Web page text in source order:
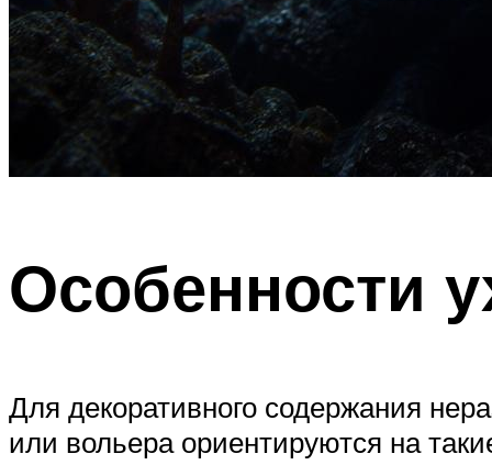
Особенности
Для декоративного содержания
или вольера ориентируются на